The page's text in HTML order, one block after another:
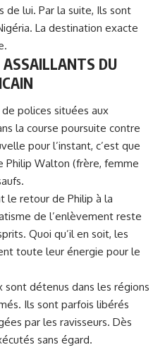
de lui. Par la suite, Ils sont
La destination exacte
ASSAILLANTS DU
polices situées aux
la course poursuite contre
pour l’instant, c’est que
Philip Walton (frère, femme
le retour de Philip à la
de l’enlèvement reste
Quoi qu’il en soit, les
toute leur énergie pour le
sont détenus dans les régions
Ils sont parfois libérés
par les ravisseurs. Dès
sans égard.